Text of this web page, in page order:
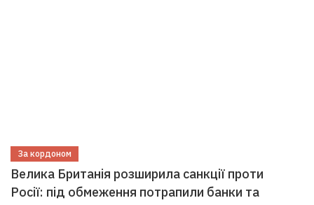
За кордоном
Велика Британія розширила санкції проти
Росії: під обмеження потрапили банки та